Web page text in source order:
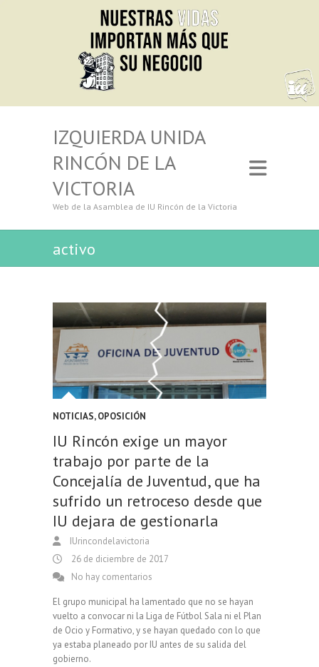
IZQUIERDA UNIDA
RINCÓN DE LA
VICTORIA
Web de la Asamblea de IU Rincón de la Victoria
activo
NOTICIAS,OPOSICIÓN
IU Rincón exige un mayor
trabajo por parte de la
Concejalía de Juventud, que ha
sufrido un retroceso desde que
IU dejara de gestionarla
IUrincondelavictoria
26 de diciembre de 2017
No hay comentarios
El grupo municipal ha lamentado que no se hayan
vuelto a convocar ni la Liga de Fútbol Sala ni el Plan
de Ocio y Formativo, y se hayan quedado con lo que
ya estaba planeado por IU antes de su salida del
gobierno.